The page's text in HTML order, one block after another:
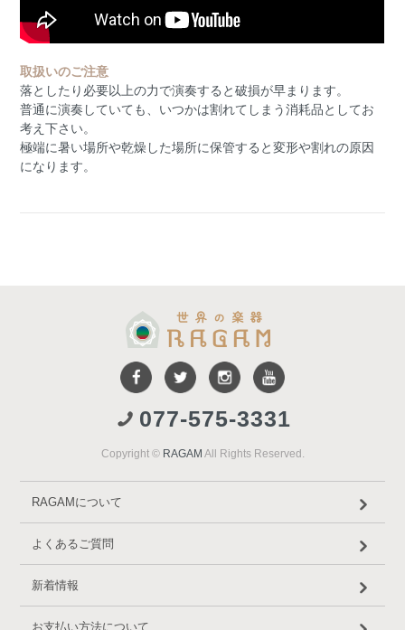
取扱いのご注意
落としたり必要以上の力で演奏すると破損が早まります。
普通に演奏していても、いつかは割れてしまう消耗品としてお
考え下さい。
極端に暑い場所や乾燥した場所に保管すると変形や割れの原因
になります。
077-575-3331
Copyright © RAGAM All Rights Reserved.
RAGAMについて
よくあるご質問
新着情報
お支払い方法について